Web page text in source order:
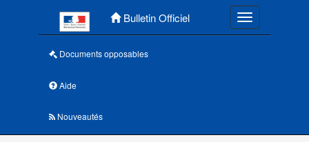
Bulletin Officiel Toggle
Documents opposables
Aide
Nouveautés